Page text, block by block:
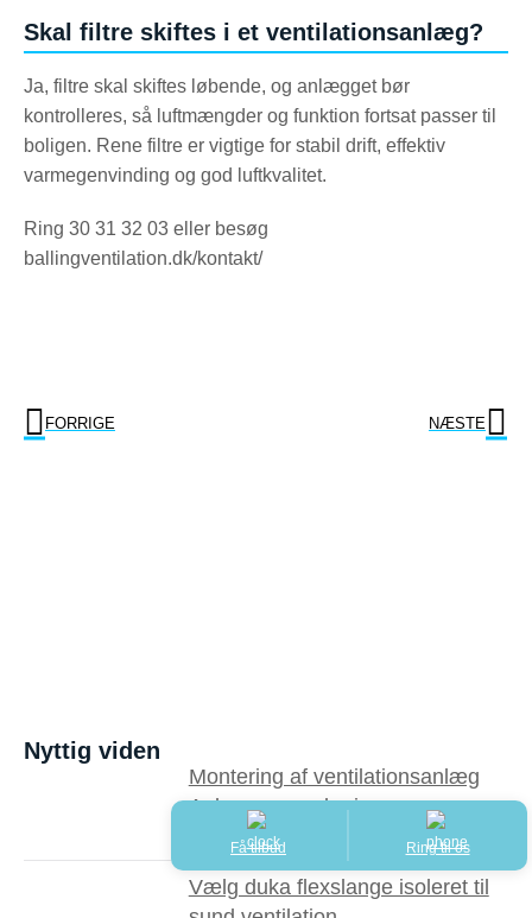
Skal filtre skiftes i et ventilationsanlæg?
Ja, filtre skal skiftes løbende, og anlægget bør
kontrolleres, så luftmængder og funktion fortsat passer til
boligen. Rene filtre er vigtige for stabil drift, effektiv
varmegenvinding og god luftkvalitet.
Ring 30 31 32 03 eller besøg
ballingventilation.dk/kontakt/
FORRIGE NÆSTE
Nyttig viden
Montering af ventilationsanlæg
Aabenraa med priser
Vælg duka flexslange isoleret til
Få tilbud Ring til os